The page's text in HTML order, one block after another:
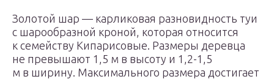
Золотой шар — карликовая разновидность туи
с шарообразной кроной, которая относится
к семейству Кипарисовые. Размеры деревца
не превышают 1,5 м в высоту и 1,2-1,5
м в ширину. Максимального размера достигает